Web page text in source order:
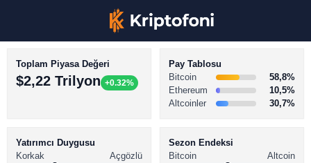
BİTCOİN HABERLERİ
Toplam Piyasa Değeri
$2,22 Trilyon +0.32%
Pay Tablosu
Bitcoin
58,8%
Ethereum
10,5%
Altcoinler
30,7%
Yatırımcı Duygusu
Korkak
Açgözlü
Sezon Endeksi
Bitcoin
Altcoin